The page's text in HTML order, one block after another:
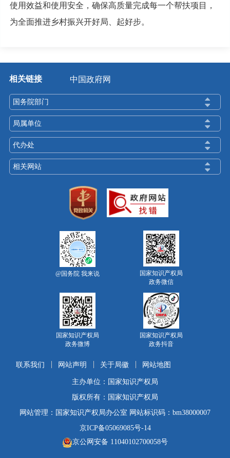
使用效益和使用安全，确保高质量完成每一个帮扶项目，
为全面推进乡村振兴开好局、起好步。
相关链接 中国政府网
国务院部门
局属单位
代办处
相关网站
@国务院 我来说
国家知识产权局
政务微信
国家知识产权局
政务微博
国家知识产权局
政务抖音
联系我们 网站声明 关于局徽 网站地图
主办单位：国家知识产权局
版权所有：国家知识产权局
网站管理：国家知识产权局办公室 网站标识码：bm38000007
京ICP备05069085号-14
京公网安备 11040102700058号